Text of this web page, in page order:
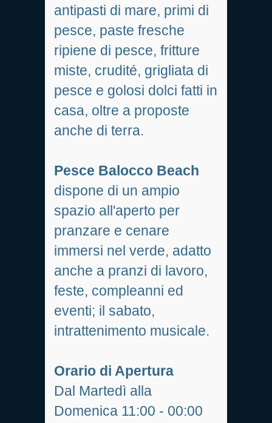
antipasti di mare, primi di
pesce, paste fresche
ripiene di pesce, fritture
miste, crudité, grigliata di
pesce e golosi dolci fatti in
casa, oltre a proposte
anche di terra.
Pesce Balocco Beach
dispone di un ampio
spazio all'aperto per
pranzare e cenare
immersi nel verde, adatto
anche a pranzi di lavoro,
feste, compleanni ed
eventi; il sabato,
intrattenimento musicale.
Orario di Apertura
Dal Martedì alla
Domenica 11:00 - 00:00